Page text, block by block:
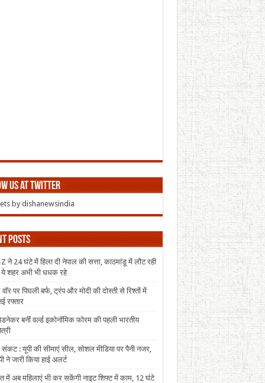
us at Twitter
by dishanewsindia
Posts
ने 24 घंटे में हिला दी नेपाल की सत्ता, काठमांडू में लौट रही
ये शहर अभी भी धधक रहे
पर पिघली बर्फ, ट्रंप और मोदी की दोस्ती से रिश्तों में
रफ्तार
बनीं वर्ल्ड इकोनॉमिक फोरम की पहली भारतीय
संकट : यूपी की सीमाएं सील, सोशल मीडिया पर पैनी नजर,
ने जारी किया हाई अलर्ट
में अब महिलाएं भी कर सकेंगी नाइट शिफ्ट में काम, 12 घंटे